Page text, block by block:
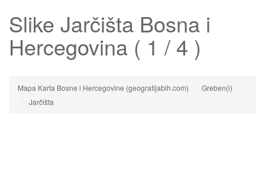
Slike Jarčišta Bosna i
Hercegovina ( 1 / 4 )
Mapa Karta Bosne i Hercegovine (geografijabih.com)
Greben(i)
Jarčišta